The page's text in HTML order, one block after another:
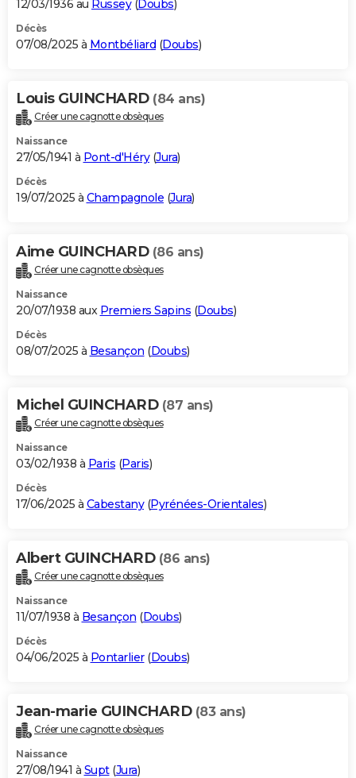
12/03/1936 au Russey(Doubs)
Décès
07/08/2025 à Montbéliard (Doubs)
Louis GUINCHARD (84 ans)
Créer une cagnotte obsèques
Naissance
27/05/1941 à Pont-d'Héry(Jura)
Décès
19/07/2025 à Champagnole (Jura)
Aime GUINCHARD (86 ans)
Créer une cagnotte obsèques
Naissance
20/07/1938 aux Premiers Sapins (Doubs)
Décès
08/07/2025 à Besançon (Doubs)
Michel GUINCHARD (87 ans)
Créer une cagnotte obsèques
Naissance
03/02/1938 à Paris (Paris)
Décès
17/06/2025 à Cabestany(Pyrénées-Orientales)
Albert GUINCHARD (86 ans)
Créer une cagnotte obsèques
Naissance
11/07/1938 à Besançon (Doubs)
Décès
04/06/2025 à Pontarlier(Doubs)
Jean-marie GUINCHARD (83 ans)
Créer une cagnotte obsèques
Naissance
27/08/1941 à Supt(Jura)